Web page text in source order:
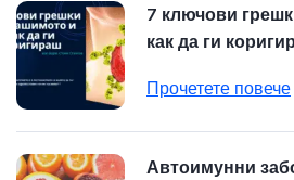
7 ключови
как да ги
Прочетете повече
Автоимунни